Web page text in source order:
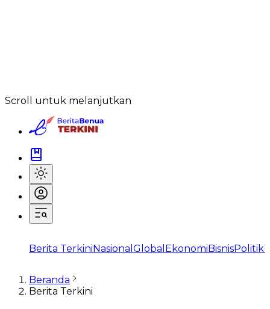
Scroll untuk melanjutkan
Berita TerkiniNasional Global EkonomiBisnisPolitik
Beranda
Berita Terkini